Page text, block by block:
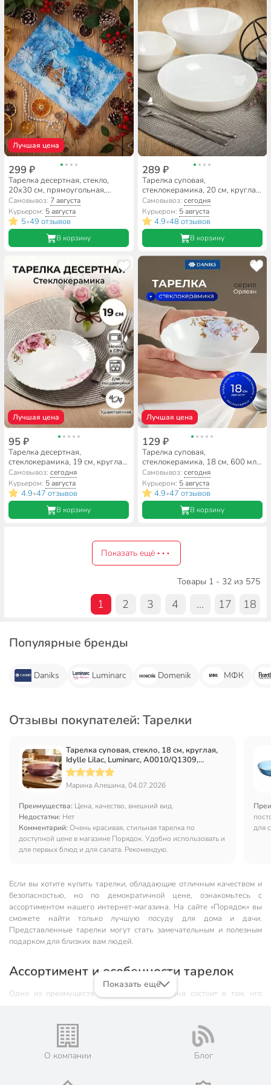
Лучшая цена
299 ₽
Тарелка десертная, стекло,
20х30 см, прямоугольная,
Морозный день, Daniks
Самовывоз: 7 августа
Курьером: 5 августа
5•49 отзывов
В корзину
289 ₽
Тарелка суповая,
стеклокерамика, 20 см, круглая,
Precious, Luminarc, Q1934
Самовывоз: сегодня
Курьером: 5 августа
4.9•48 отзывов
В корзину
Лучшая цена
95 ₽
Тарелка десертная,
стеклокерамика, 19 см, круглая,
Анжелика, Daniks, BY23LHP75
Самовывоз:сегодня
Курьером: 5 августа
4.9•47 отзывов
В корзину
Лучшая цена
129 ₽
Тарелка суповая,
стеклокерамика, 18 см, 600 мл,
круглая, Орлеан, Daniks,
BY13LHW70
Самовывоз: сегодня
Курьером: 5 августа
4.9•47 отзывов
В корзину
Показать ещё
Товары 1 - 32 из 575
1 2 3 4 ... 17 18
Популярные бренды
Daniks Luminarc Domenik МФК
Отзывы покупателей: Тарелки
Тарелка суповая, стекло, 18 см, круглая,
Idylle Lilac, Luminarc, A0010/Q1309,
лиловая
Марина Алешина, 04.07.2026
Преимущества: Цена, качество, внешний вид.
Недостатки: Нет
Комментарий: Очень красивая, стильная тарелка по
доступной цене в магазине Порядок. Удобно использовать и
для первых блюд и для салата. Рекомендую.
для
Если вы хотите купить тарелки, обладающие отличным качеством и
безопасностью, но по демократичной цене, ознакомьтесь с
ассортиментом нашего интернет-магазина. На сайте «Порядок» вы
сможете найти только лучшую посуду для дома и дачи.
Представленные тарелки могут стать замечательным и полезным
подарком для близких вам людей.
Ассортимент и особенности тарелок
Одно из преимуществ нашего онлайн-салона состоит в том, что
Стекло. Решение купить
стеклянные тарелкибудет верным
всегда. Этот материал является экологически чистым и
эстетически привлекательным. Из такой посуды без опасений
Показать ещё
О компании Блог